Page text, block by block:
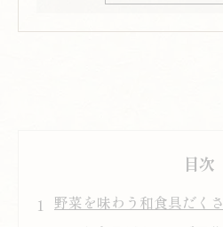
目次
野菜を味わう和食具だく